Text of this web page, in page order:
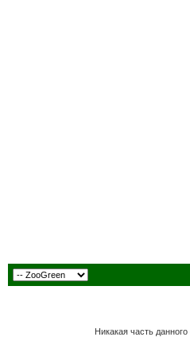
Никакая часть